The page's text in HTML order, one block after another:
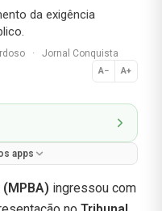
da exigência
· Jornal Conquista
A− A+
Normal
apps
ingressou com